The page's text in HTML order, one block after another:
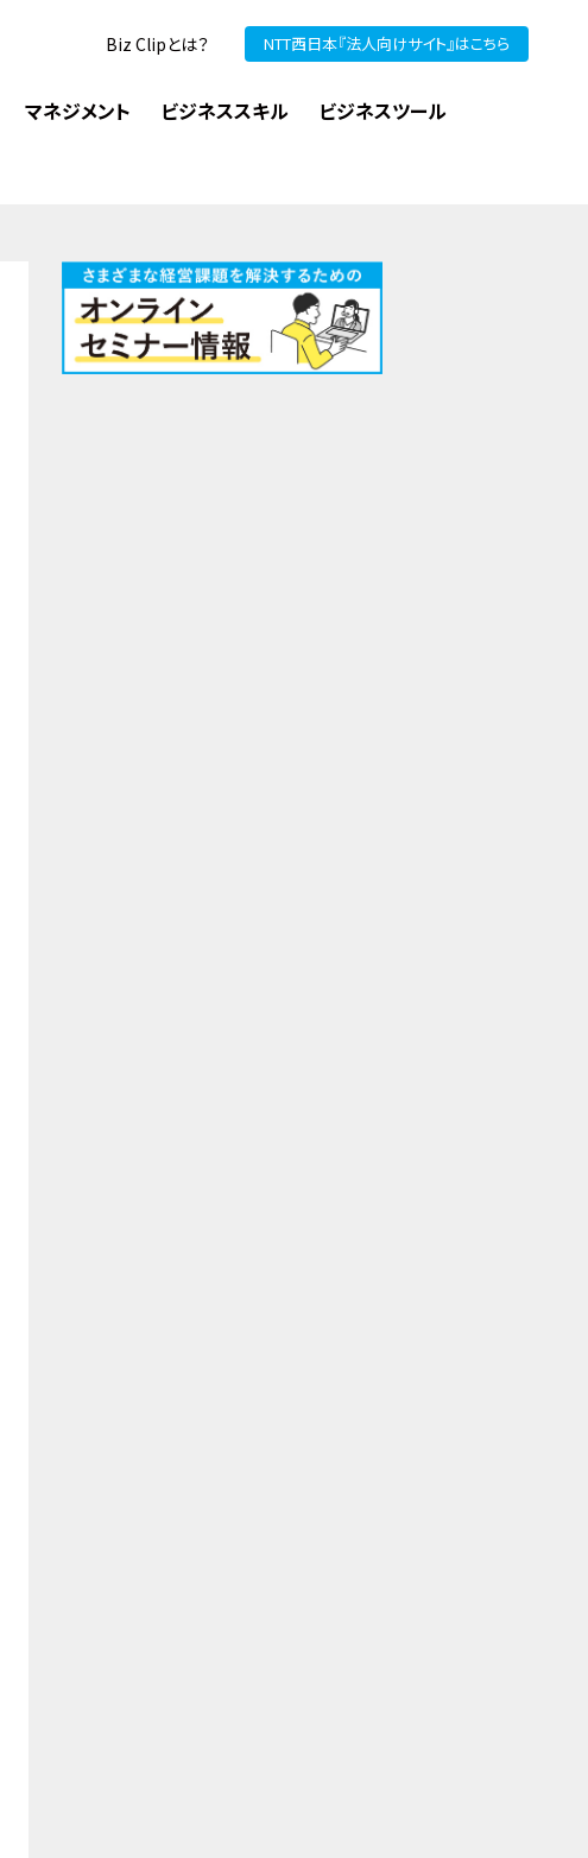
Biz Clipとは？ NTT西日本『法人向けサイト』はこちら
マネジメント ビジネススキル ビジネスツール